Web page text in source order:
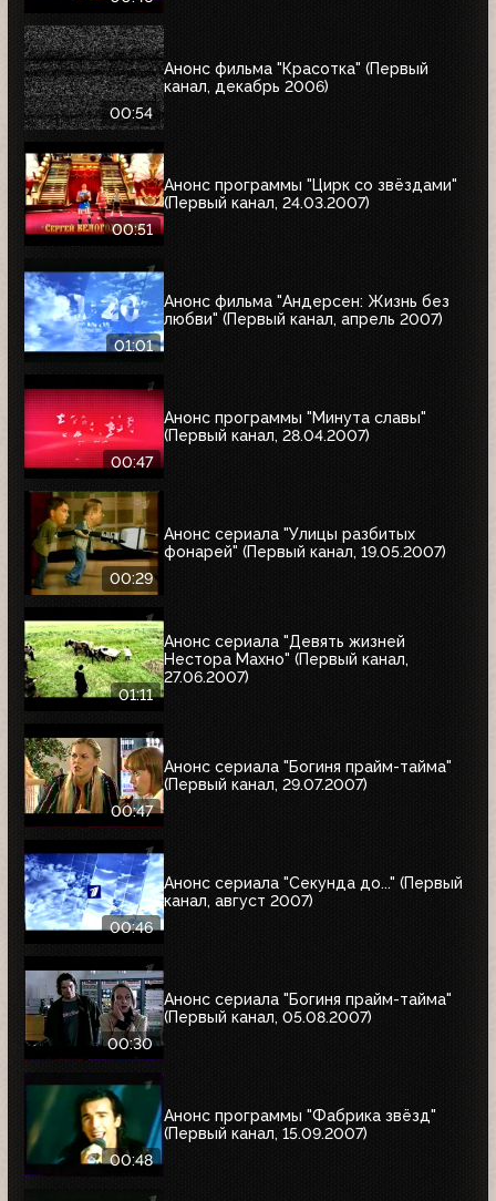
00:54
Анонс фильма "Красотка" (Первый
канал, декабрь 2006)
00:51
Анонс программы "Цирк со звёздами"
(Первый канал, 24.03.2007)
01:01
Анонс фильма "Андерсен: Жизнь без
любви" (Первый канал, апрель 2007)
00:47
Анонс программы "Минута славы"
(Первый канал, 28.04.2007)
00:29
Анонс сериала "Улицы разбитых
фонарей" (Первый канал, 19.05.2007)
01:11
Анонс сериала "Девять жизней
Нестора Махно" (Первый канал,
27.06.2007)
00:47
Анонс сериала "Богиня прайм-тайма"
(Первый канал, 29.07.2007)
00:46
Анонс сериала "Секунда до..." (Первый
канал, август 2007)
00:30
Анонс сериала "Богиня прайм-тайма"
(Первый канал, 05.08.2007)
00:48
Анонс программы "Фабрика звёзд"
(Первый канал, 15.09.2007)